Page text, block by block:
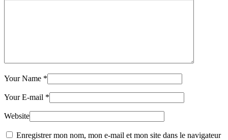
Your Name *
Your E-mail *
Website
Enregistrer mon nom, mon e-mail et mon site dans le navigateur